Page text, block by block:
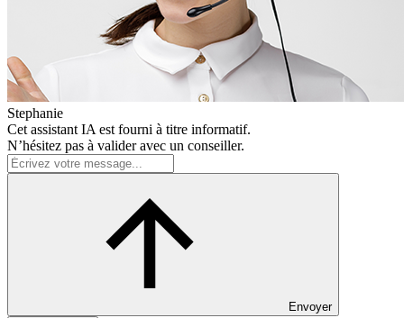
Stephanie
Cet assistant IA est fourni à titre informatif.
N’hésitez pas à valider avec un conseiller.
Envoyer